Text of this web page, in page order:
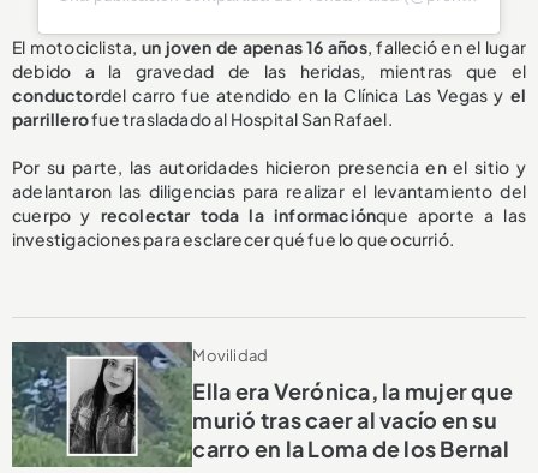
El motociclista, un joven de apenas 16 años, falleció en el lugar
debido a la gravedad de las heridas, mientras que el
conductordel carro fue atendido en la Clínica Las Vegas y el
parrillerofue trasladado al Hospital San Rafael.
Por su parte, las autoridades hicieron presencia en el sitio y
adelantaron las diligencias para realizar el levantamiento del
cuerpo y recolectar toda la informaciónque aporte a las
investigaciones para esclarecer qué fue lo que ocurrió.
Movilidad
Ella era Verónica, la mujer que
murió tras caer al vacío en su
carro en la Loma de los Bernal